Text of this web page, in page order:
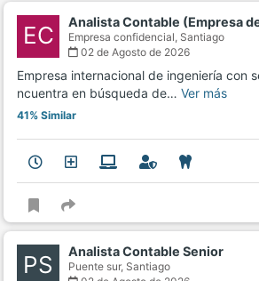
EC Analista Contable (Empresa
Empresa confidencial, Santiago
02 de Agosto de 2026
Empresa internacional de ingeniería con
ncuentra en búsqueda de… Ver más
41% Similar
PS Analista Contable Senior
Puente sur, Santiago